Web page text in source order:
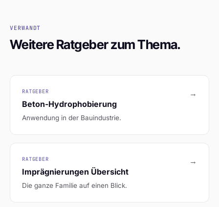
VERWANDT
Weitere Ratgeber zum Thema.
RATGEBER
Beton-Hydrophobierung
Anwendung in der Bauindustrie.
→
RATGEBER
Imprägnierungen Übersicht
Die ganze Familie auf einen Blick.
→